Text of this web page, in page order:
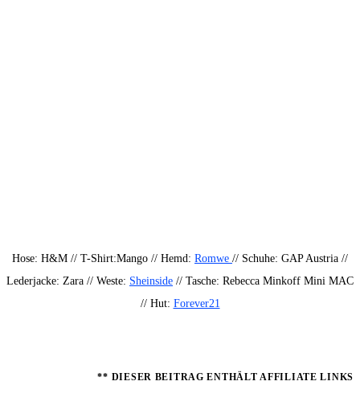
Hose: H&M // T-Shirt:Mango // Hemd: Romwe // Schuhe: GAP Austria //
Lederjacke: Zara // Weste: Sheinside // Tasche: Rebecca Minkoff Mini MAC
// Hut: Forever21
** DIESER BEITRAG ENTHÄLT AFFILIATE LINKS